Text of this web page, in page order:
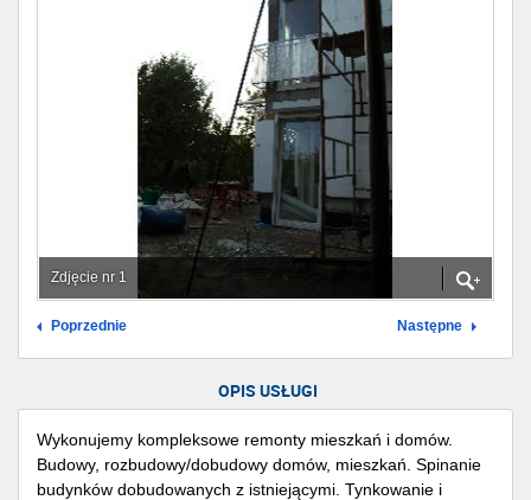
Zdjęcie nr 1
Poprzednie Następne
OPIS USŁUGI
Wykonujemy kompleksowe remonty mieszkań i domów.
Budowy, rozbudowy/dobudowy domów, mieszkań. Spinanie
budynków dobudowanych z istniejącymi. Tynkowanie i